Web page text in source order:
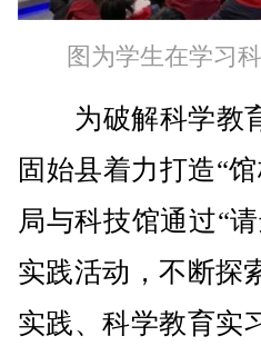
图为学生在学习科
为破解科学教育
固始县着力打造“
局与科技馆通过“
实践活动，不断探
实践、科学教育实